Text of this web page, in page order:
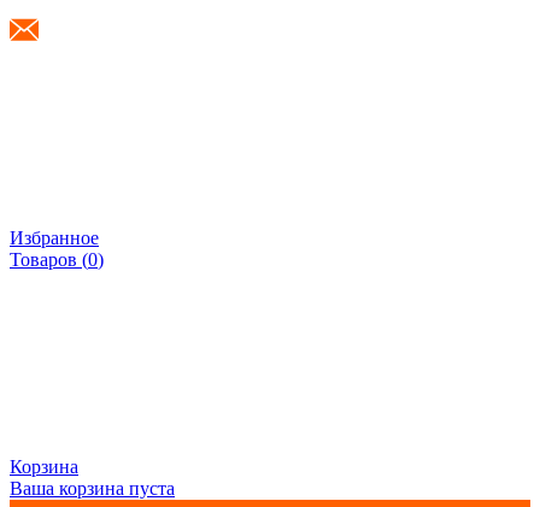
Избранное
Товаров (0)
Корзина
Ваша корзина пуста